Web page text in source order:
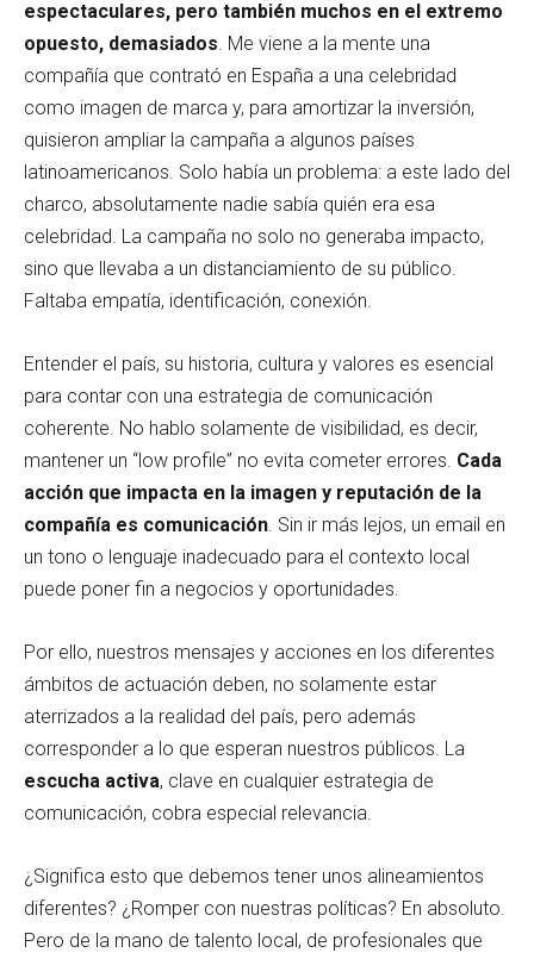
espectaculares, pero también muchos en el extremo
opuesto, demasiados . Me viene a la mente una
compañía que contrató en España a una celebridad
como imagen de marca y, para amortizar la inversión,
quisieron ampliar la campaña a algunos países
latinoamericanos. Solo había un problema: a este lado del
charco, absolutamente nadie sabía quién era esa
celebridad. La campaña no solo no generaba impacto,
sino que llevaba a un distanciamiento de su público.
Faltaba empatía, identificación, conexión.
Entender el país, su historia, cultura y valores es esencial
para contar con una estrategia de comunicación
coherente. No hablo solamente de visibilidad, es decir,
mantener un “low profile” no evita cometer errores. Cada
acción que impacta en la imagen y reputación de la
compañía es comunicación . Sin ir más lejos, un email en
un tono o lenguaje inadecuado para el contexto local
puede poner fin a negocios y oportunidades.
Por ello, nuestros mensajes y acciones en los diferentes
ámbitos de actuación deben, no solamente estar
aterrizados a la realidad del país, pero además
corresponder a lo que esperan nuestros públicos. La
escucha activa, clave en cualquier estrategia de
comunicación, cobra especial relevancia.
¿Significa esto que debemos tener unos alineamientos
diferentes? ¿Romper con nuestras políticas? En absoluto.
Pero de la mano de talento local, de profesionales que